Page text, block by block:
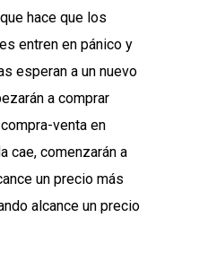
hace que los
entren en pánico y
esperan a un nuevo
a comprar
venta en
cae, comenzarán a
un precio más
alcance un precio